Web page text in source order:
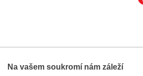
Na vašem soukromí nám záleží